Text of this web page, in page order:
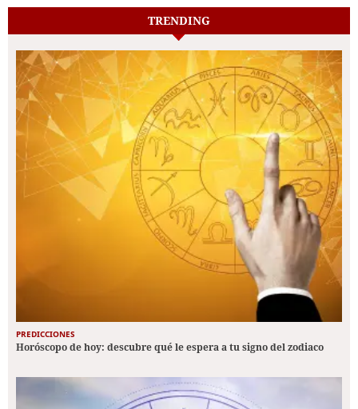
TRENDING
PREDICCIONES
Horóscopo de hoy: descubre qué le espera a tu signo del zodiaco